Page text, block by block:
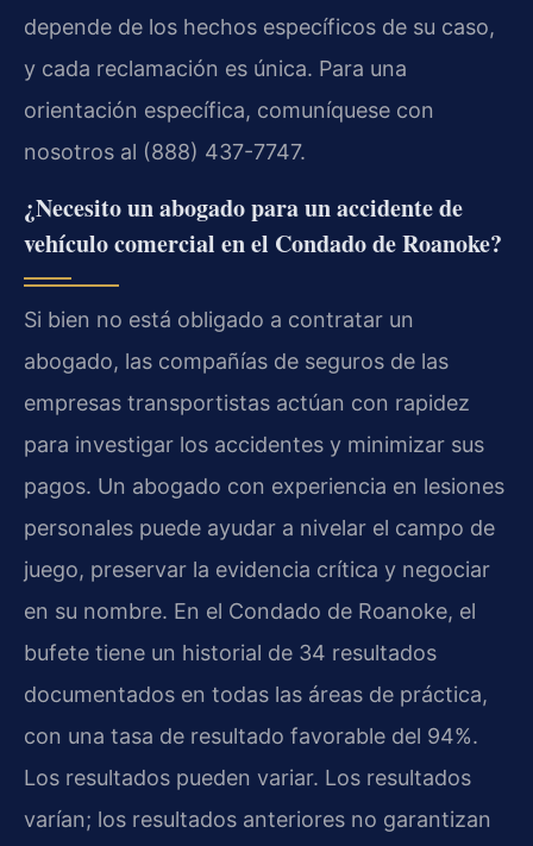
depende de los hechos específicos de su caso,
y cada reclamación es única. Para una
orientación específica, comuníquese con
nosotros al (888) 437-7747.
¿Necesito un abogado para un accidente de
vehículo comercial en el Condado de Roanoke?
Si bien no está obligado a contratar un
abogado, las compañías de seguros de las
empresas transportistas actúan con rapidez
para investigar los accidentes y minimizar sus
pagos. Un abogado con experiencia en lesiones
personales puede ayudar a nivelar el campo de
juego, preservar la evidencia crítica y negociar
en su nombre. En el Condado de Roanoke, el
bufete tiene un historial de 34 resultados
documentados en todas las áreas de práctica,
con una tasa de resultado favorable del 94%.
Los resultados pueden variar. Los resultados
varían; los resultados anteriores no garantizan